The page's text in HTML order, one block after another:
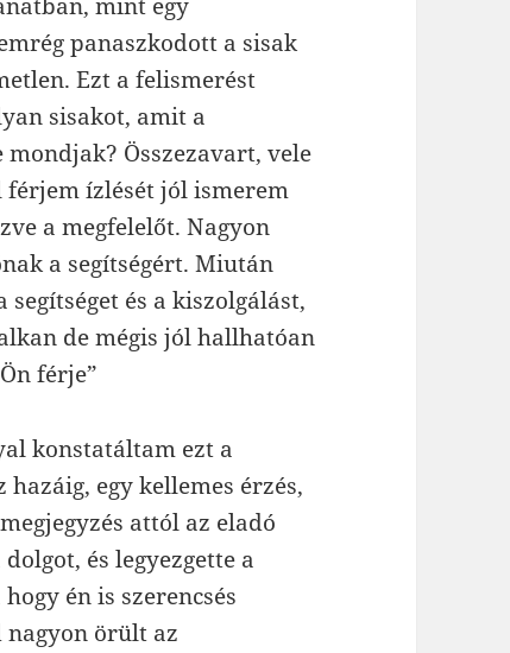
panaszkodott a sisak
Ezt a felismerést
sisakot, amit a
Összezavart, vele
férjem ízlését jól ismerem
a megfelelőt. Nagyon
a segítségért. Miután
és a kiszolgálást,
de mégis jól hallhatóan
férje”
konstatáltam ezt a
egy kellemes érzés,
attól az eladó
és legyezgette a
én is szerencsés
örült az